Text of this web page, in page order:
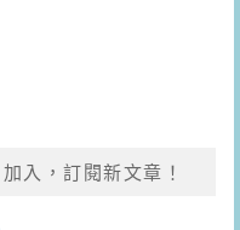
入，訂閱新文章！